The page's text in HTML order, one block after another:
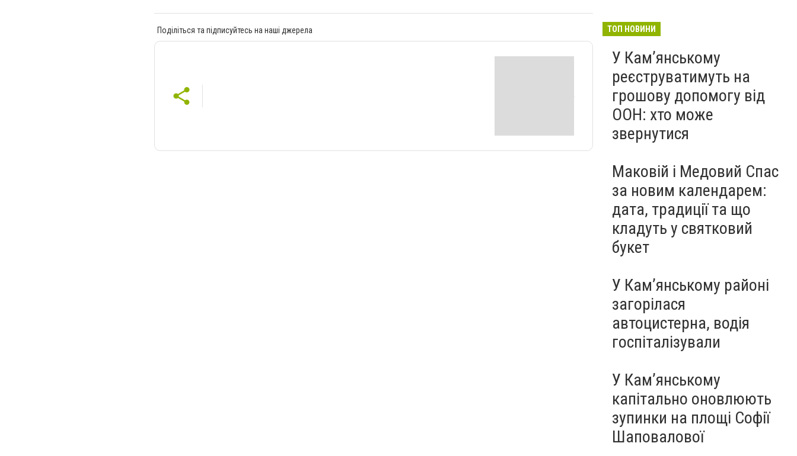
Поділіться та підписуйтесь на наші джерела ТОП НОВИНИ
У Кам’янському
реєструватимуть на
грошову допомогу від
ООН: хто може
звернутися
Маковій і Медовий Спас
за новим календарем:
дата, традиції та що
кладуть у святковий
букет
У Кам’янському районі
загорілася
автоцистерна, водія
госпіталізували
У Кам’янському
капітально оновлюють
зупинки на площі Софії
Шаповалової